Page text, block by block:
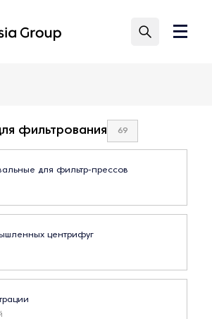
фильтрования 69
для фильтр-прессов
центрифуг